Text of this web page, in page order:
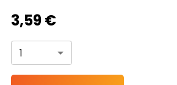
3,59 €
1